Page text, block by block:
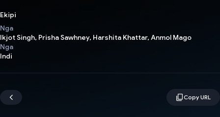
Ekipi
Nga
Ikjot Singh, Prisha Sawhney, Harshita Khattar, Anmol Mago
Nga
Indi